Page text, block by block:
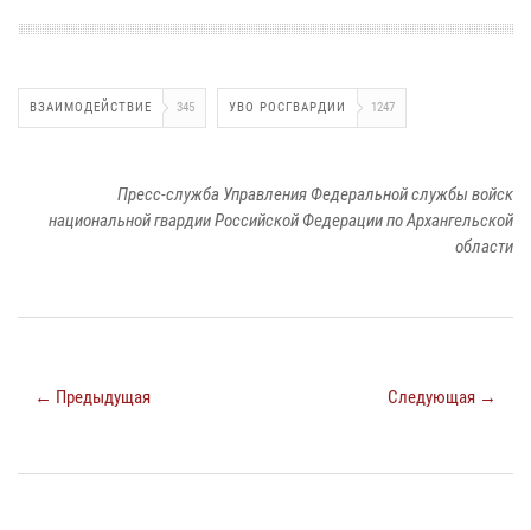
ВЗАИМОДЕЙСТВИЕ 345 УВО РОСГВАРДИИ 1247
Пресс-служба Управления Федеральной службы войск
национальной гвардии Российской Федерации по Архангельской
области
← Предыдущая Следующая →